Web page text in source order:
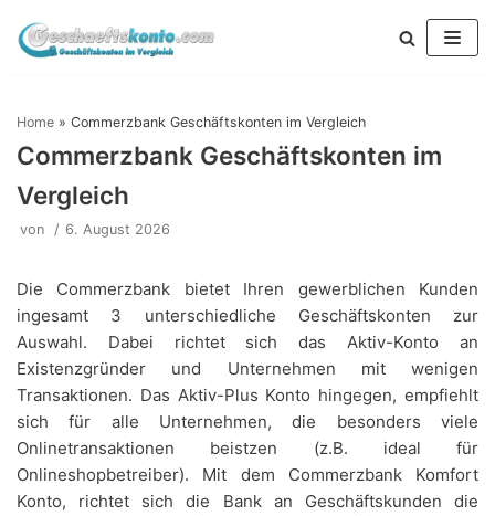
Zum
Inhalt
Home » Commerzbank Geschäftskonten im Vergleich
Commerzbank Geschäftskonten im
Vergleich
von 6. August 2026
Die Commerzbank bietet Ihren gewerblichen Kunden
ingesamt 3 unterschiedliche Geschäftskonten zur
Auswahl. Dabei richtet sich das Aktiv-Konto an
Existenzgründer und Unternehmen mit wenigen
Transaktionen. Das Aktiv-Plus Konto hingegen, empfiehlt
sich für alle Unternehmen, die besonders viele
Onlinetransaktionen beistzen (z.B. ideal für
Onlineshopbetreiber). Mit dem Commerzbank Komfort
Konto, richtet sich die Bank an Geschäftskunden die